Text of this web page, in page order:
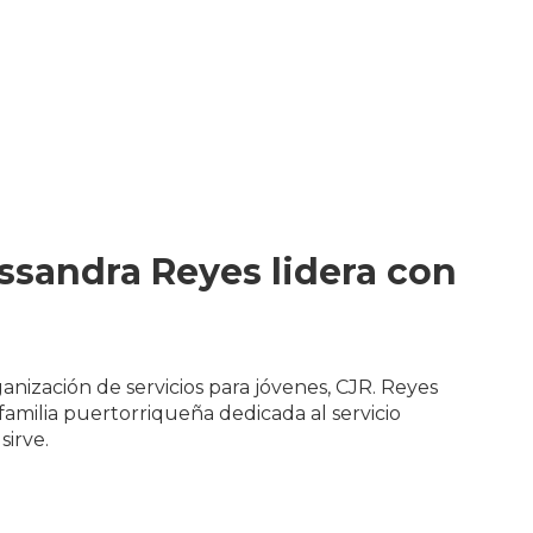
Reyes lidera con
de servicios para jóvenes, CJR. Reyes
puertorriqueña dedicada al servicio